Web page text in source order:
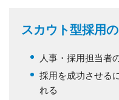
スカウト型採用
人事・採用担当者
採用を成功させる
れる